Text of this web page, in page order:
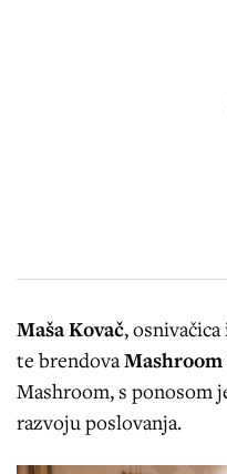
Maša Kovač,
te brendovaMashroom
Mashroom, s ponosom
razvoju poslovanja.